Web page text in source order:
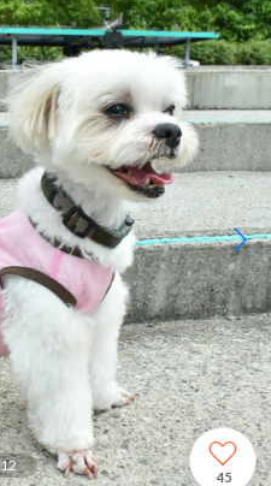
12
45